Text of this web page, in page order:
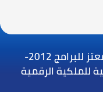
للبرامج 2012-